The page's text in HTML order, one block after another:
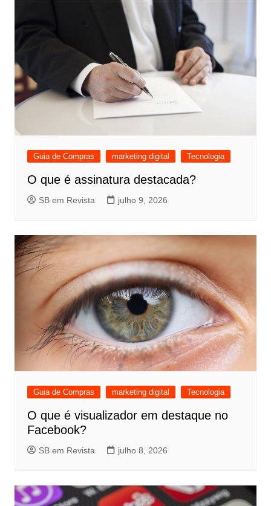
Guia de Compras marketing digital Tecnologia
O que é assinatura destacada?
SB em Revista julho 9, 2026
Guia de Compras marketing digital Tecnologia
O que é visualizador em destaque no
Facebook?
SB em Revista julho 8, 2026